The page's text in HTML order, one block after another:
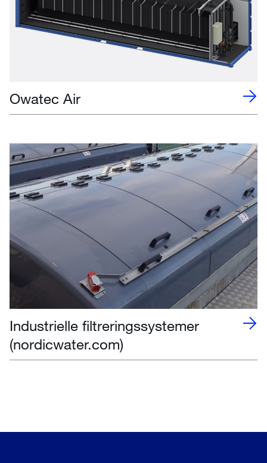
Owatec Air
Industrielle filtreringssystemer
(nordicwater.com)